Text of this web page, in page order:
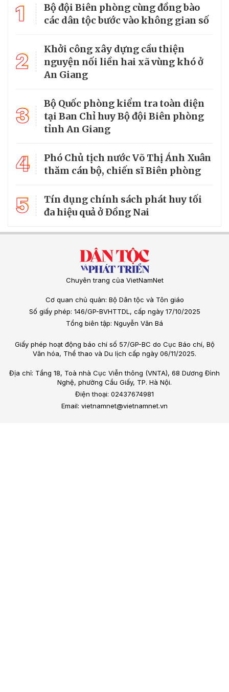
1
Bộ đội Biên phòng cùng đồng bào
các dân tộc bước vào không gian số
2
Khởi công xây dựng cầu thiện
nguyện nối liền hai xã vùng khó ở
An Giang
3
Bộ Quốc phòng kiểm tra toàn diện
tại Ban Chỉ huy Bộ đội Biên phòng
tỉnh An Giang
4
Phó Chủ tịch nước Võ Thị Ánh Xuân
thăm cán bộ, chiến sĩ Biên phòng
5
Tín dụng chính sách phát huy tối
đa hiệu quả ở Đồng Nai
Chuyên trang của VietNamNet
Cơ quan chủ quản: Bộ Dân tộc và Tôn giáo
Số giấy phép: 146/GP-BVHTTDL, cấp ngày 17/10/2025
Tổng biên tập: Nguyễn Văn Bá
Giấy phép hoạt động báo chí số 57/GP-BC do Cục Báo chí, Bộ
Văn hóa, Thể thao và Du lịch cấp ngày 06/11/2025.
Địa chỉ: Tầng 18, Toà nhà Cục Viễn thông (VNTA), 68 Dương Đình
Nghệ, phường Cầu Giấy, TP. Hà Nội.
Điện thoại: 02437674981
Email: vietnamnet@vietnamnet.vn